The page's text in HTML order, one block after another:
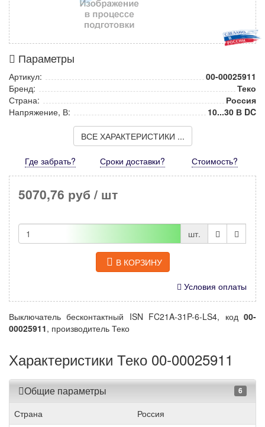
Параметры
Артикул:
00-00025911
Бренд:
Теко
Страна:
Россия
Напряжение, В:
10...30 В DC
ВСЕ ХАРАКТЕРИСТИКИ ...
Где забрать? Сроки доставки? Стоимость?
5070,76 руб / шт
шт.
В КОРЗИНУ
Условия оплаты
Выключатель бесконтактный ISN FC21A-31P-6-LS4, код 00-
00025911, производитель Теко
Характеристики Теко 00-00025911
Общие параметры 6
Страна
Россия